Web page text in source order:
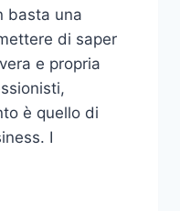
basta una
di saper
e propria
è quello di
I